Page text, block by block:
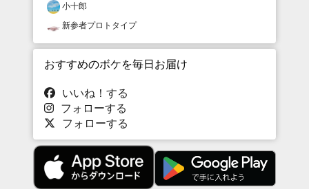
小十郎
新参者プロトタイプ
おすすめのボケを毎日お届け
いいね！する
フォローする
フォローする